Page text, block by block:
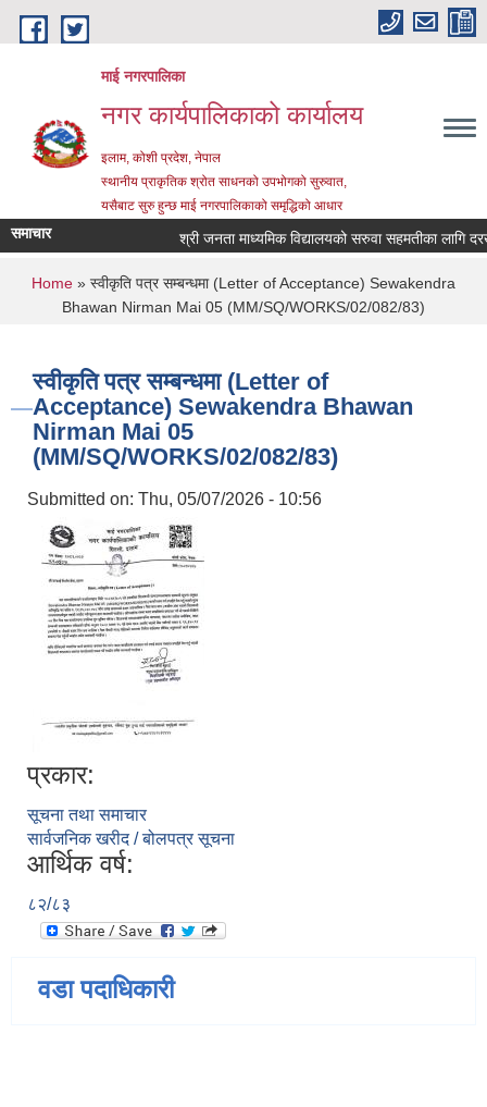
Skip to main content
माई नगरपालिका
नगर कार्यपालिकाको कार्यालय
इलाम, कोशी प्रदेश, नेपाल
स्थानीय प्राकृतिक श्रोत साधनको उपभोगको सुरुवात,
यसैबाट सुरु हुन्छ माई नगरपालिकाको समृद्धिको आधार
समाचार श्री जनता माध्यमिक विद्यालयको सरुवा सहमतीका लागि
You are here
Home » स्वीकृति पत्र सम्बन्धमा (Letter of Acceptance) Sewakendra
Bhawan Nirman Mai 05 (MM/SQ/WORKS/02/082/83)
स्वीकृति पत्र सम्बन्धमा (Letter of
Acceptance) Sewakendra Bhawan
Nirman Mai 05
(MM/SQ/WORKS/02/082/83)
Submitted on: Thu, 05/07/2026 - 10:56
प्रकार:
सूचना तथा समाचार
सार्वजनिक खरीद / बोलपत्र सूचना
आर्थिक वर्ष:
८२/८३
वडा पदाधिकारी